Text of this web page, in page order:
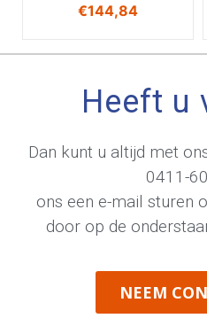
€144,84
Heeft u
Dan kunt u altijd met
0411-
ons een e-mail sturen
door op de
NEEM